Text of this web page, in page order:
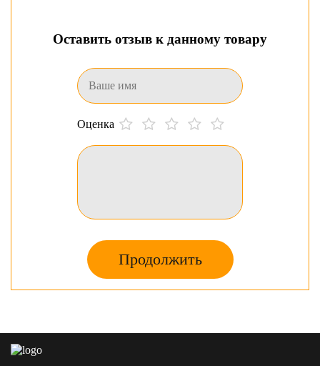
Оставить отзыв к данному товару
Оценка
Продолжить